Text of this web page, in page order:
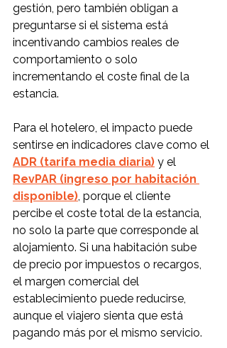
gestión, pero también obligan a
preguntarse si el sistema está
incentivando cambios reales de
comportamiento o solo
incrementando el coste final de la
estancia.
Para el hotelero, el impacto puede
sentirse en indicadores clave como el
ADR (tarifa media diaria) y el
RevPAR (ingreso por habitación
disponible) , porque el cliente
percibe el coste total de la estancia,
no solo la parte que corresponde al
alojamiento. Si una habitación sube
de precio por impuestos o recargos,
el margen comercial del
establecimiento puede reducirse,
aunque el viajero sienta que está
pagando más por el mismo servicio.